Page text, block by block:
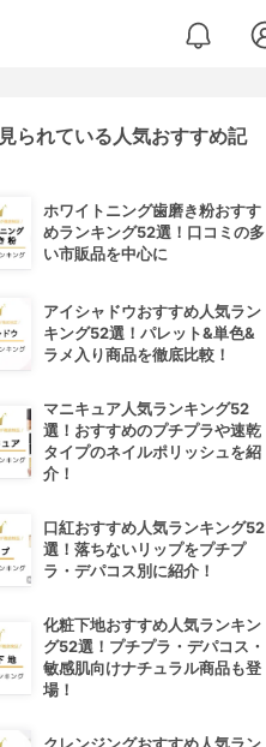
られている人気おすすめ記
ホワイトニング歯磨き粉おすす
めランキング52選！口コミの多
い市販品を中心に
アイシャドウおすすめ人気ラン
キング52選！パレット&単色&
ラメ入り商品を徹底比較！
マニキュア人気ランキング52
選！おすすめのプチプラや速乾
タイプのネイルポリッシュを紹
介！
口紅おすすめ人気ランキング52
選！落ちないリップをプチプ
ラ・デパコス別に紹介！
化粧下地おすすめ人気ランキン
グ52選！プチプラ・デパコス・
敏感肌向けナチュラル商品も登
場！